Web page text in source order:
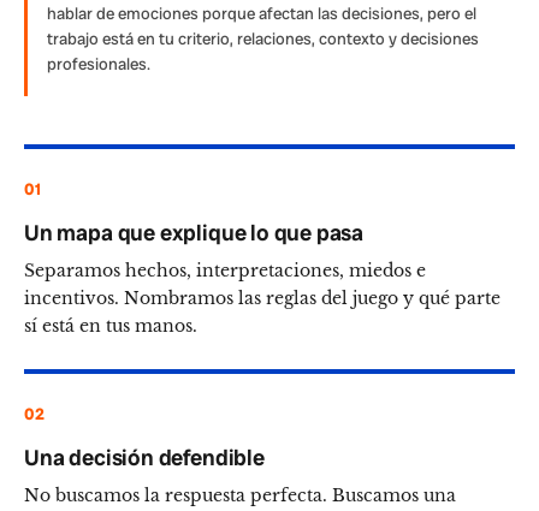
hablar de emociones porque afectan las decisiones, pero el
trabajo está en tu criterio, relaciones, contexto y decisiones
profesionales.
01
Un mapa que explique lo que pasa
Separamos hechos, interpretaciones, miedos e
incentivos. Nombramos las reglas del juego y qué parte
sí está en tus manos.
02
Una decisión defendible
No buscamos la respuesta perfecta. Buscamos una